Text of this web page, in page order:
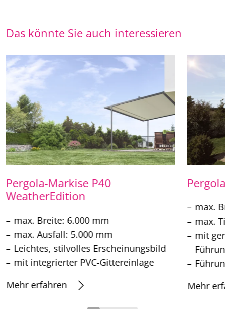
Das könnte Sie auch interessieren
Pergola-Markise P40
WeatherEdition
max. Breite: 6.000 mm
max. Ausfall: 5.000 mm
Leichtes, stilvolles Erscheinungsbild
mit integrierter PVC-Gittereinlage
Mehr erfahren
max.
max.
mit
Mehr